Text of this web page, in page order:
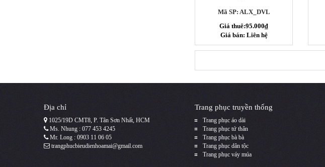
Mã SP: ALX_DVL
Giá thuê:95.000₫
Giá bán: Liên hệ
Địa chỉ
1025/19D CMT8, P. Tân Sơn Nhất, HCM
Ms. Nhung : 077 453 4245
Mr. Long : 0903 11 06 05
trangphucbieudienhoamai@gmail.com
Trang phục truyền thống
Trang phục áo dài
Trang phục tứ thân
Trang phục bà bà
Trang phục dân tộc
Trang phục váy múa